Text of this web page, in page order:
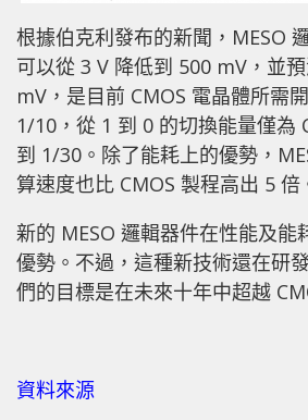
根據伯克利發布的新聞，MESO
可以從 3 V 降低到 500 mV，並
mV，是目前 CMOS 電晶體所需
1/10，從 1 到 0 的切換能量僅為
到 1/30。除了能耗上的優勢，
算速度也比 CMOS 製程高出 5 倍
新的 MESO 邏輯器件在性能及能
優勢。不過，這種新技術還在研
們的目標是在未來十年中超越
資料來源